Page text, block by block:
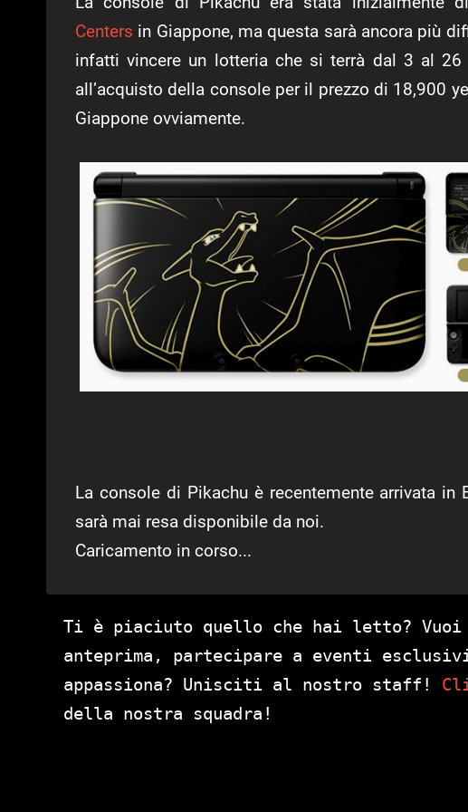
Centers in Giappone, ma questa sarà ancora più
infatti vincere un lotteria che si terrà dal 3 al 26
all’acquisto della console per il prezzo di 18,900
Giappone ovviamente.
La console di Pikachu è recentemente arrivata in
sarà mai resa disponibile da noi.
Caricamento in corso...
Ti è piaciuto quello che hai letto?
anteprima, partecipare a eventi
appassiona? Unisciti al nostro staff!
della nostra squadra!